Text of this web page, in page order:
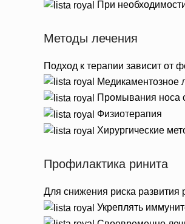
При
Методы лечения
Подход к терапии зависит от
Медикаментозное
Промывания носа
Физиотерапия
Хирургические
Профилактика ринита
Для снижения риска развития
Укреплять